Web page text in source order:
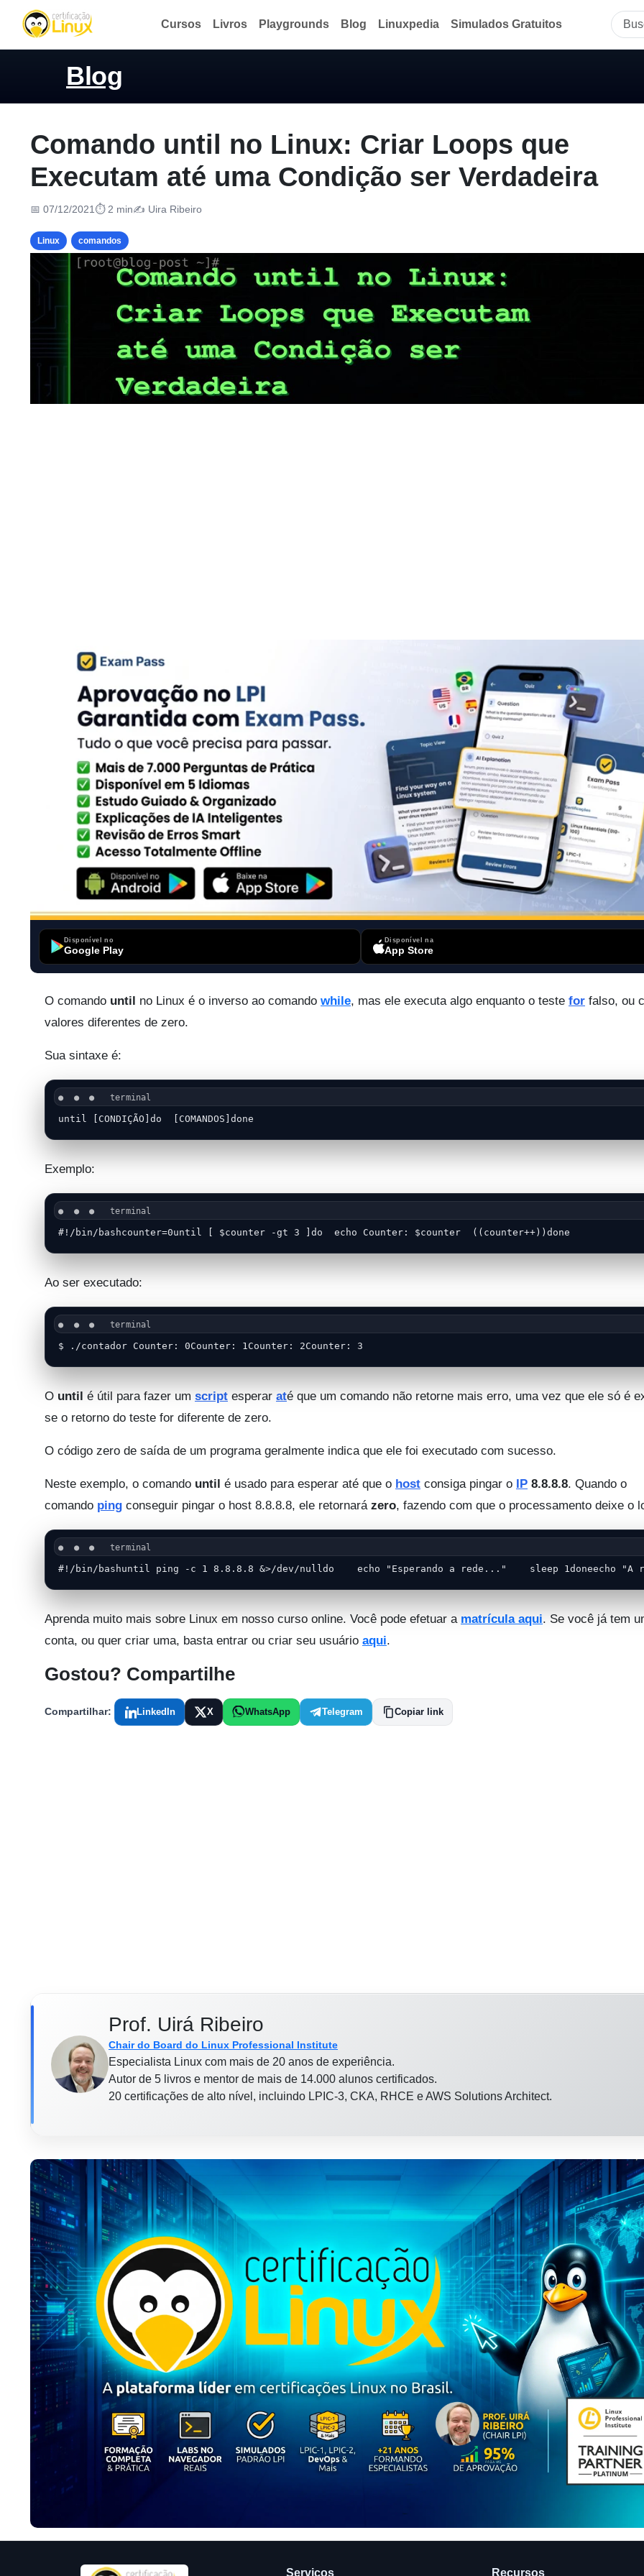
Cursos Livros Playgrounds Blog Linuxpedia Simulados Gratuitos
Blog
Comando until no Linux: Criar Loops que
Executam até uma Condição ser Verdadeira
📅 07/12/2021 ⏱ 2 min✍️ Uira Ribeiro
Linux comandos
Disponível no
Google Play
Disponível na
App Store
O comando until no Linux é o inverso ao comando while, mas ele executa algo enquanto o teste for falso, ou
valores diferentes de zero.
Sua sintaxe é:
until [CONDIÇÃO]do  [COMANDOS]done
Exemplo:
#!/bin/bashcounter=0until [ $counter -gt 3 ]do  echo Counter: $counter  ((counter++))done
Ao ser executado:
$ ./contador Counter: 0Counter: 1Counter: 2Counter: 3
O until é útil para fazer um script esperar até que um comando não retorne mais erro, uma vez que ele só é
se o retorno do teste for diferente de zero.
O código zero de saída de um programa geralmente indica que ele foi executado com sucesso.
Neste exemplo, o comando until é usado para esperar até que o host consiga pingar o IP 8.8.8.8. Quando o
comando ping conseguir pingar o host 8.8.8.8, ele retornará zero, fazendo com que o processamento deixe o
#!/bin/bashuntil ping -c 1 8.8.8.8 &>/dev/nulldo    echo "Esperando a rede..."    sleep 1doneecho "A
Aprenda muito mais sobre Linux em nosso curso online. Você pode efetuar a matrícula aqui. Se você já tem
conta, ou quer criar uma, basta entrar ou criar seu usuário aqui.
Gostou? Compartilhe
Compartilhar: LinkedIn X WhatsApp Telegram Copiar link
Prof. Uirá Ribeiro
Chair do Board do Linux Professional Institute
Especialista Linux com mais de 20 anos de experiência.
Autor de 5 livros e mentor de mais de 14.000 alunos certificados.
20 certificações de alto nível, incluindo LPIC-3, CKA, RHCE e AWS Solutions Architect.
Serviços Recursos